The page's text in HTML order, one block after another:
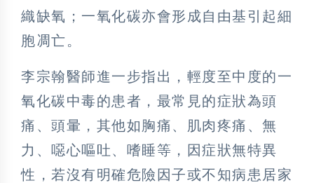
織缺氧；一氧化碳亦會形成自由基引起細
胞凋亡。
李宗翰醫師進一步指出，輕度至中度的一
氧化碳中毒的患者，最常見的症狀為頭
痛、頭暈，其他如胸痛、肌肉疼痛、無
力、噁心嘔吐、嗜睡等，因症狀無特異
性，若沒有明確危險因子或不知病患居家